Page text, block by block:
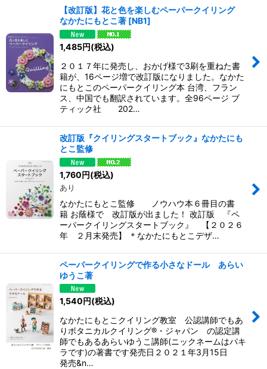
【改訂版】花と色を楽しむペーパークイリング
なかたにもとこ著 [NB1]
1,485円(税込)
２０１７年に発売し、おかげ様で3刷を重ねた書
籍が、16ページ増で改訂版になりました。なかた
にもとこのペーパークイリング本 台湾、フラン
ス、中国でも翻訳されています。全96ページ ブ
ティック社 202…
改訂版『クイリングスタートブック』なかたにも
とこ監修
1,760円(税込)
あり
なかたにもとこ監修 ノウハウ本６冊目の書
籍 お蔭様で 改訂版が出ました！ 改訂版 『ペ
ーパークイリングスタートブック』 【２０２６
年 ２月末発売】 ＊なかたにもとこデザ…
ペーパークイリングで作る小さなドール あらい
ゆうこ著
1,540円(税込)
なかたにもとこクイリング教室 公認講師でもあ
りボタニカルクイリング®︎・ジャパン の認定講
師でもあるあらいゆうこ講師(ニックネームはパキ
ラです)の著書です発売日２０２１年3月15日
発売&n…